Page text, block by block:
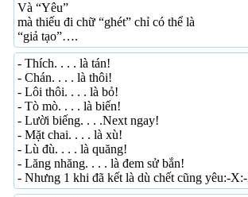
Và “Yêu”
mà thiếu đi chữ “ghét” chỉ có thể là
“giả tạo”….
- Thích. . . . là tán!
- Chán. . . . là thôi!
- Lôi thôi. . . . là bỏ!
- Tò mò. . . . là biến!
- Lười biếng. . . .Next ngay!
- Mặt chai. . . . là xù!
- Lù đù. . . . là quăng!
- Lăng nhăng. . . . là đem sử bắn!
- Nhưng 1 khi đã kết là dù chết cũng yêu:-